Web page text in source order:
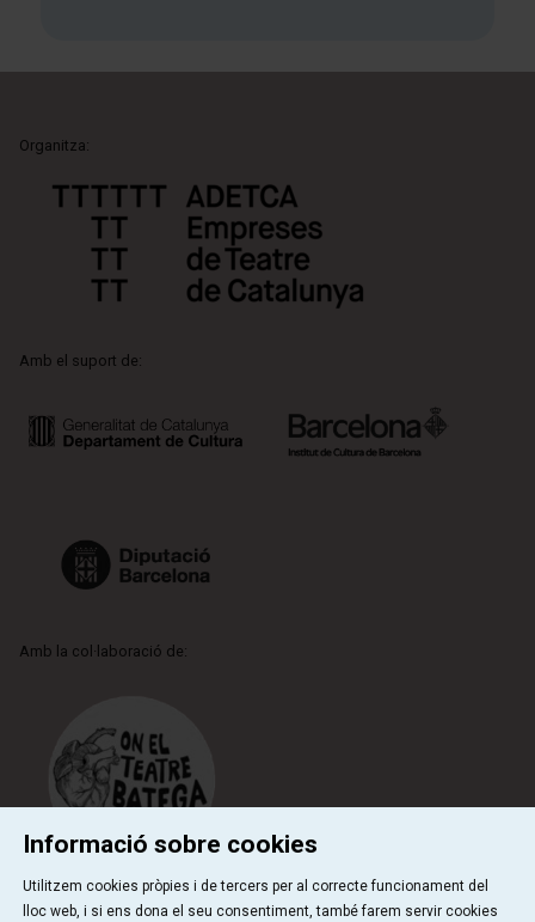
Organitza:
Amb el suport de:
Amb la col·laboració de:
Informació sobre cookies
Utilitzem cookies pròpies i de tercers per al correcte funcionament del
lloc web, i si ens dona el seu consentiment, també farem servir cookies